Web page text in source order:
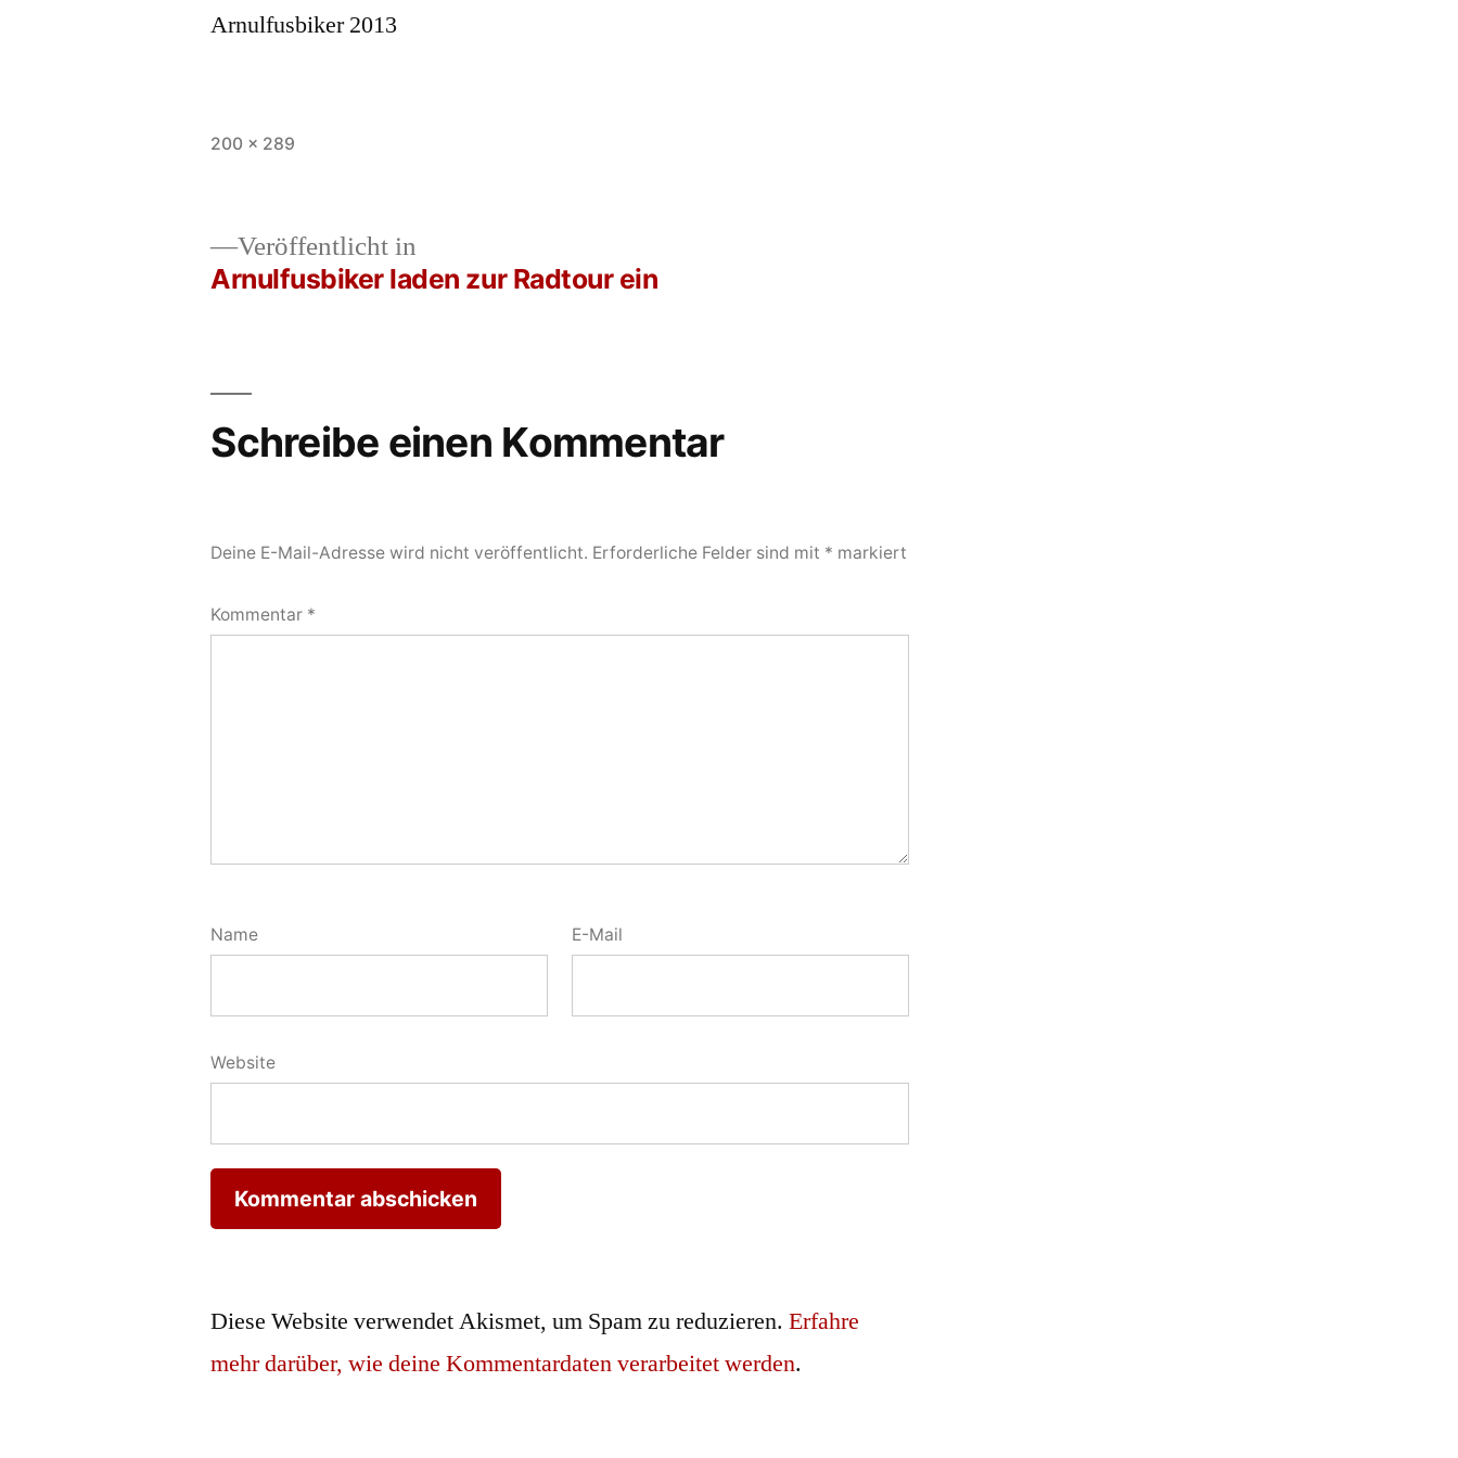
Vollständige
200 × 289
Beitrags-
Navigation
Veröffentlicht in
Arnulfusbiker laden zur Radtour ein
Schreibe einen Kommentar
Deine E-Mail-Adresse wird nicht veröffentlicht. Erforderliche Felder sind mit * markiert
Kommentar *
Name E-Mail
Website
Diese Website verwendet Akismet, um Spam zu reduzieren.Erfahre
mehr darüber, wie deine Kommentardaten verarbeitet werden.